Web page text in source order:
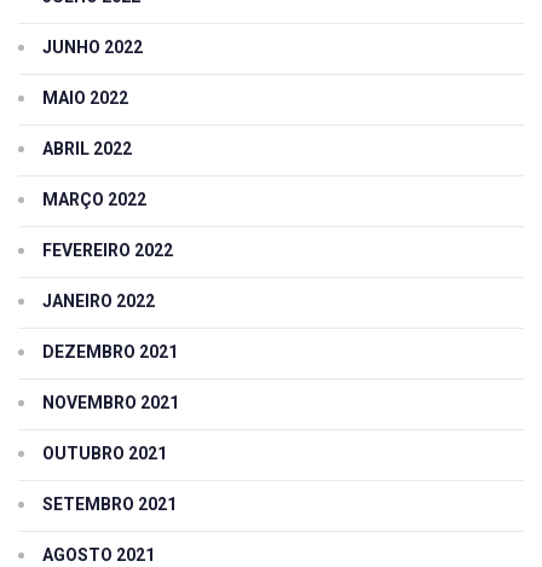
JUNHO 2022
MAIO 2022
ABRIL 2022
MARÇO 2022
FEVEREIRO 2022
JANEIRO 2022
DEZEMBRO 2021
NOVEMBRO 2021
OUTUBRO 2021
SETEMBRO 2021
AGOSTO 2021